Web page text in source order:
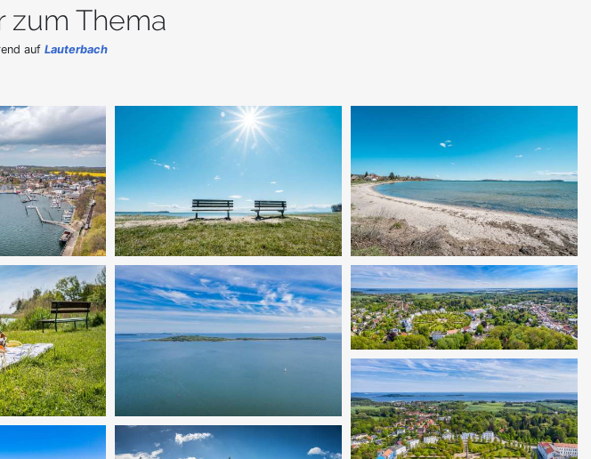
zum Thema
auf Lauterbach